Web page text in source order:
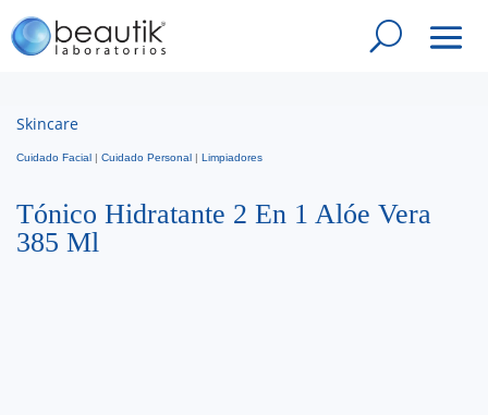
Skincare
Cuidado Facial | Cuidado Personal | Limpiadores
Tónico Hidratante 2 En 1 Alóe Vera
385 Ml